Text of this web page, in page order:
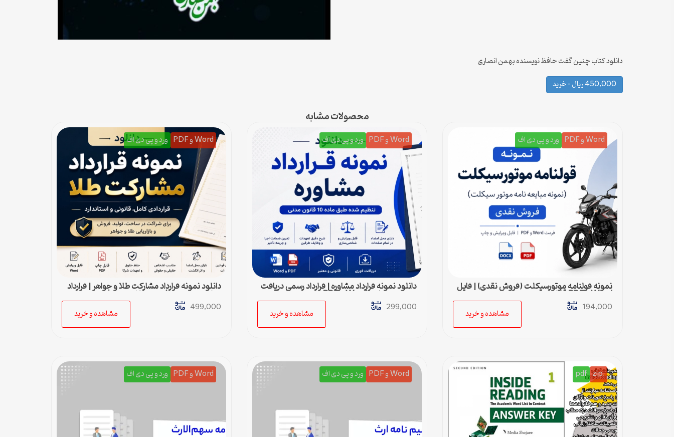
دانلود کتاب چنین گفت حافظ نویسنده بهمن انصاری
450,000 ریال – خرید
محصولات مشابه
Word و PDF ورد و پی دی اف
نمونه قولنامه موتورسیکلت (فروش نقدی) | فایل
Word و PDF قابل ویرایش
194,000
مشاهده و خرید
Word و PDF ورد و پی دی اف
دانلود نمونه قرارداد مشاوره | قرارداد رسمی دریافت
خدمات مشاوره Word و PDF
299,000
مشاهده و خرید
Word و PDF ورد و پی دی اف
دانلود نمونه قرارداد مشارکت طلا و جواهر | قرارداد
شراکت ساخت و فروش طلا
499,000
مشاهده و خرید
.zip
pdf Word و PDF ورد و پی دی اف Word و PDF ورد و پی دی اف